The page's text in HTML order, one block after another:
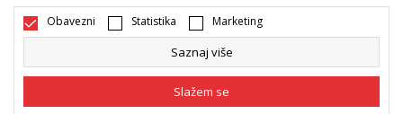
Nastojimo da budemo što precizniji u opisu proizvoda, prikazu slika i
i bez grešaka. Svi artikli prikazani na sajtu su dio naše ponude i ne
Obavezni Statistika Marketing
Saznaj više
Slažem se